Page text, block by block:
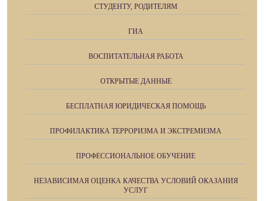
СТУДЕНТУ, РОДИТЕЛЯМ
ГИА
ВОСПИТАТЕЛЬНАЯ РАБОТА
ОТКРЫТЫЕ ДАННЫЕ
БЕСПЛАТНАЯ ЮРИДИЧЕСКАЯ ПОМОЩЬ
ПРОФИЛАКТИКА ТЕРРОРИЗМА И ЭКСТРЕМИЗМА
ПРОФЕССИОНАЛЬНОЕ ОБУЧЕНИЕ
НЕЗАВИСИМАЯ ОЦЕНКА КАЧЕСТВА УСЛОВИЙ ОКАЗАНИЯ
УСЛУГ